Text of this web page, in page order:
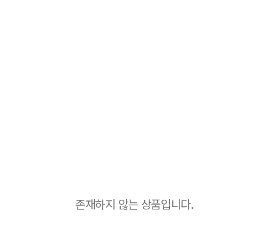
존재하지 않는 상품입니다.